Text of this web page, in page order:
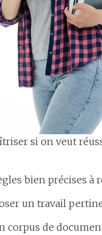
si on veut
bien précises à
un travail
corpus de